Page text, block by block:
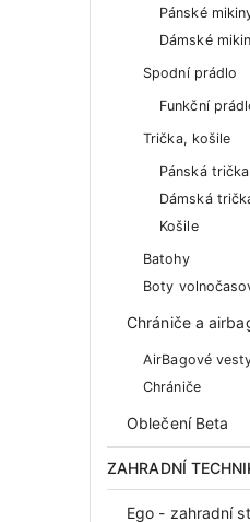
Pánské
Dámské
Spodní prádlo
Funkční
Trička, košile
Pánská trička
Dámská
Košile
Batohy
Boty
Chrániče a
AirBagové
Chrániče
Oblečení Beta
ZAHRADNÍ
Ego - zahradní